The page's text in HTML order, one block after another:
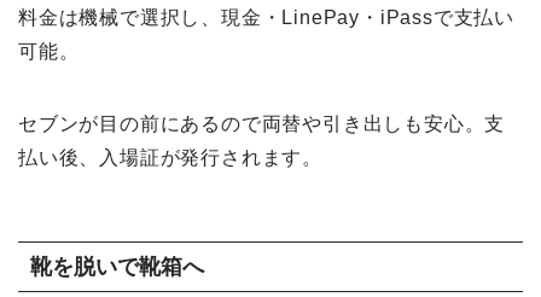
料金は機械で選択し、現金・LinePay・iPassで支払い
可能。
セブンが目の前にあるので両替や引き出しも安心。支
払い後、入場証が発行されます。
靴を脱いで靴箱へ